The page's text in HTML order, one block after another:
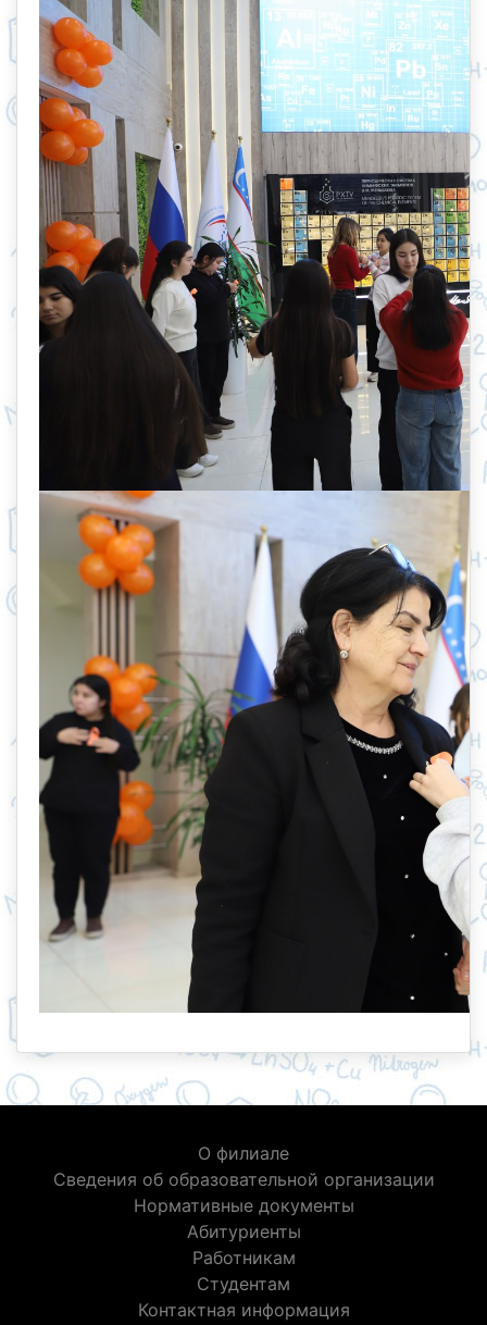
О филиале
Сведения об образовательной организации
Нормативные документы
Абитуриенты
Работникам
Студентам
Контактная информация